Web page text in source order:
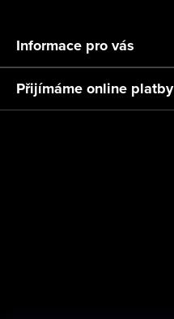
p
t
Informace pro vás
Přijímáme online platby